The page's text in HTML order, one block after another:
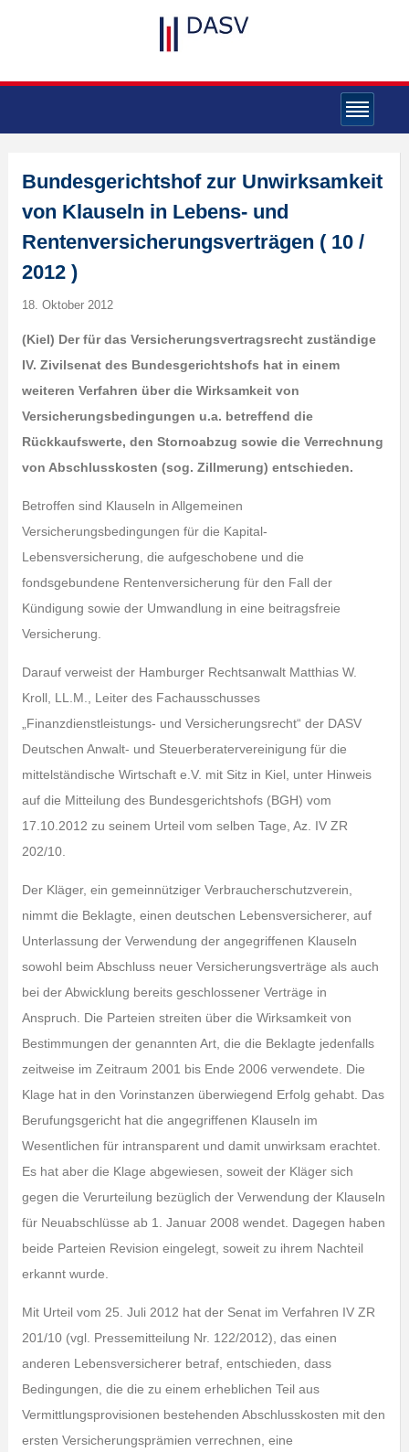
Bundesgerichtshof zur Unwirksamkeit
von Klauseln in Lebens- und
Rentenversicherungsverträgen ( 10 /
2012 )
18. Oktober 2012
(Kiel) Der für das Versicherungsvertragsrecht zuständige
IV. Zivilsenat des Bundesgerichtshofs hat in einem
weiteren Verfahren über die Wirksamkeit von
Versicherungsbedingungen u.a. betreffend die
Rückkaufswerte, den Stornoabzug sowie die Verrechnung
von Abschlusskosten (sog. Zillmerung) entschieden.
Betroffen sind Klauseln in Allgemeinen
Versicherungsbedingungen für die Kapital-
Lebensversicherung, die aufgeschobene und die
fondsgebundene Rentenversicherung für den Fall der
Kündigung sowie der Umwandlung in eine beitragsfreie
Versicherung.
Darauf verweist der Hamburger Rechtsanwalt Matthias W.
Kroll, LL.M., Leiter des Fachausschusses
„Finanzdienstleistungs- und Versicherungsrecht“ der DASV
Deutschen Anwalt- und Steuerberatervereinigung für die
mittelständische Wirtschaft e.V. mit Sitz in Kiel, unter Hinweis
auf die Mitteilung des Bundesgerichtshofs (BGH) vom
17.10.2012 zu seinem Urteil vom selben Tage, Az. IV ZR
202/10.
Der Kläger, ein gemeinnütziger Verbraucherschutzverein,
nimmt die Beklagte, einen deutschen Lebensversicherer, auf
Unterlassung der Verwendung der angegriffenen Klauseln
sowohl beim Abschluss neuer Versicherungsverträge als auch
bei der Abwicklung bereits geschlossener Verträge in
Anspruch. Die Parteien streiten über die Wirksamkeit von
Bestimmungen der genannten Art, die die Beklagte jedenfalls
zeitweise im Zeitraum 2001 bis Ende 2006 verwendete. Die
Klage hat in den Vorinstanzen überwiegend Erfolg gehabt. Das
Berufungsgericht hat die angegriffenen Klauseln im
Wesentlichen für intransparent und damit unwirksam erachtet.
Es hat aber die Klage abgewiesen, soweit der Kläger sich
gegen die Verurteilung bezüglich der Verwendung der Klauseln
für Neuabschlüsse ab 1. Januar 2008 wendet. Dagegen haben
beide Parteien Revision eingelegt, soweit zu ihrem Nachteil
erkannt wurde.
Mit Urteil vom 25. Juli 2012 hat der Senat im Verfahren IV ZR
201/10 (vgl. Pressemitteilung Nr. 122/2012), das einen
anderen Lebensversicherer betraf, entschieden, dass
Bedingungen, die die zu einem erheblichen Teil aus
Vermittlungsprovisionen bestehenden Abschlusskosten mit den
ersten Versicherungsprämien verrechnen, eine